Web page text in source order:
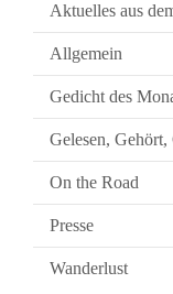
Aktuelles aus
Allgemein
Gedicht des
Gelesen, Gehört,
On the Road
Presse
Wanderlust